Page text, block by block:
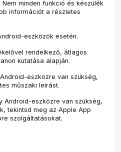
minden funkció és készülék
információt a részletes
eszközök esetén.
rendelkező, átlagos
kutatása alapján.
eszközre van szükség,
műszaki leírást.
eszközre van szükség,
tekintsd meg az Apple App
szolgáltatásokat.